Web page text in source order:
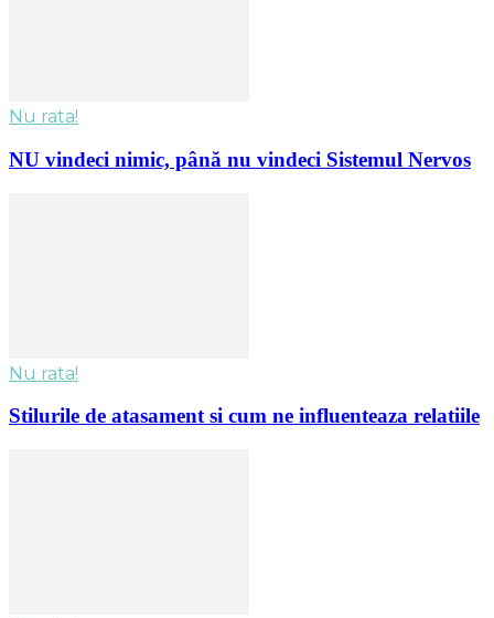
Nu rata!
NU vindeci nimic, până nu vindeci Sistemul Nervos
Nu rata!
Stilurile de atasament si cum ne influenteaza relatiile